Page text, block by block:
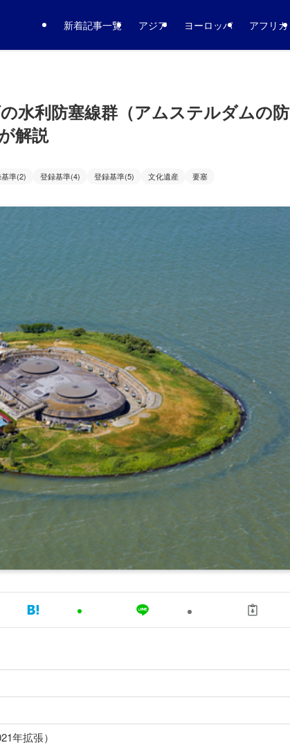
新着記事一覧 アジア ヨーロッパ アフリカ
水利防塞線群（アムステルダムの防
解説
準(2) 登録基準(4) 登録基準(5) 文化遺産 要塞
年拡張）